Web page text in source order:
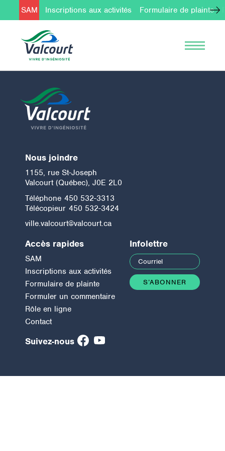
SAM Inscriptions aux activités Formulaire de plainte
Nous joindre
1155, rue St-Joseph
Valcourt (Québec), J0E 2L0
Téléphone 450 532-3313
Télécopieur 450 532-3424
ville.valcourt@valcourt.ca
Accès rapides
SAM
Inscriptions aux activités
Formulaire de plainte
Formuler un commentaire
Rôle en ligne
Contact
Suivez-nous
Infolettre